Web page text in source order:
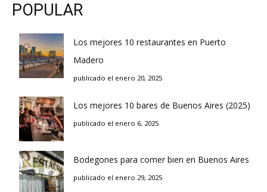
POPULAR
Los mejores 10 restaurantes en Puerto
Madero
publicado el enero 20, 2025
Los mejores 10 bares de Buenos Aires (2025)
publicado el enero 6, 2025
Bodegones para comer bien en Buenos Aires
publicado el enero 29, 2025